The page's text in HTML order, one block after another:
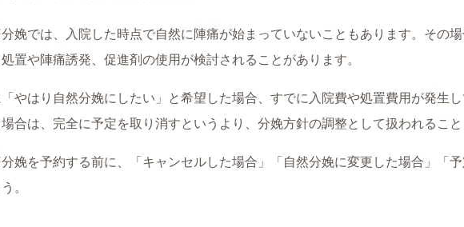
娩では、入院した時点で自然に陣痛が始まっていないこともあります。その
置や陣痛誘発、促進剤の使用が検討されることがあります。
「やはり自然分娩にしたい」と希望した場合、すでに入院費や処置費用が発生
合は、完全に予定を取り消すというより、分娩方針の調整として扱われること
娩を予約する前に、「キャンセルした場合」「自然分娩に変更した場合」「
。